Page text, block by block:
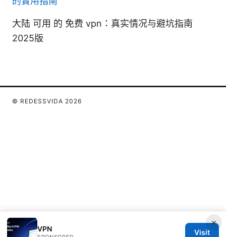
大陆 可用 的 免费 vpn：真实情况与避坑指南
2025版
×
VPN Visit
© REDESSVIDA 2026